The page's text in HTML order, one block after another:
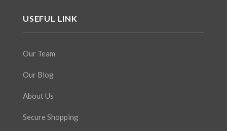
USEFUL LINK
Our Team
Our Blog
About Us
Secure Shopping